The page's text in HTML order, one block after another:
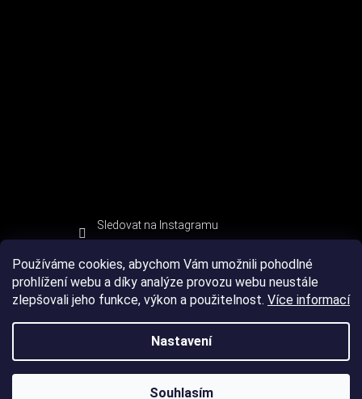
Používáme cookies, abychom Vám umožnili pohodlné
prohlížení webu a díky analýze provozu webu neustále
zlepšovali jeho funkce, výkon a použitelnost. Více informací
Nastavení
Souhlasím
Sledovat na Instagramu